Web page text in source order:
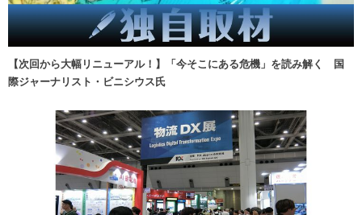
【次回から大幅リニューアル！】「今そこにある危機」を読み解く 国
際ジャーナリスト・ビニシウス氏